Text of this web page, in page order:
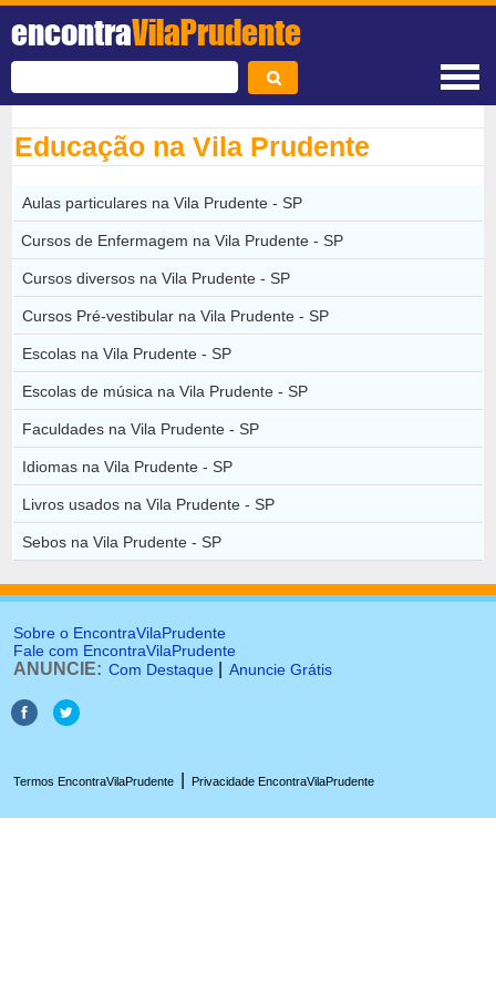
encontraVilaPrudente
Educação na Vila Prudente
Aulas particulares na Vila Prudente - SP
Cursos de Enfermagem na Vila Prudente - SP
Cursos diversos na Vila Prudente - SP
Cursos Pré-vestibular na Vila Prudente - SP
Escolas na Vila Prudente - SP
Escolas de música na Vila Prudente - SP
Faculdades na Vila Prudente - SP
Idiomas na Vila Prudente - SP
Livros usados na Vila Prudente - SP
Sebos na Vila Prudente - SP
Sobre o EncontraVilaPrudente
Fale com EncontraVilaPrudente
ANUNCIE: Com Destaque Anuncie Grátis
Termos EncontraVilaPrudente Privacidade EncontraVilaPrudente